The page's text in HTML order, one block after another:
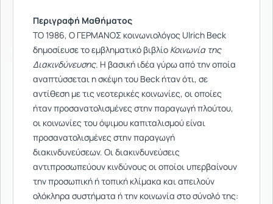
Περιγραφή Μαθήματος
ΤΟ 1986, Ο ΓΕΡΜΑΝΟΣ κοινωνιολόγος Ulrich Beck
δημοσίευσε το εμβληματικό βιβλίο Κοινωνία της
Διακινδύνευσης. Η βασική ιδέα γύρω από την οποία
αναπτύσσεται η σκέψη του Beck ήταν ότι, σε
αντίθεση με τις νεοτερικές κοινωνίες, οι οποίες
ήταν προσανατολισμένες στην παραγωγή πλούτου,
οι κοινωνίες του όψιμου καπιταλισμού είναι
προσανατολισμένες στην παραγωγή
διακινδυνεύσεων. Οι διακινδυνεύσεις
αντιπροσωπεύουν κινδύνους οι οποίοι υπερβαίνουν
την προσωπική ή τοπική κλίμακα και απειλούν
ολόκληρα συστήματα ή την κοινωνία στο σύνολό της: